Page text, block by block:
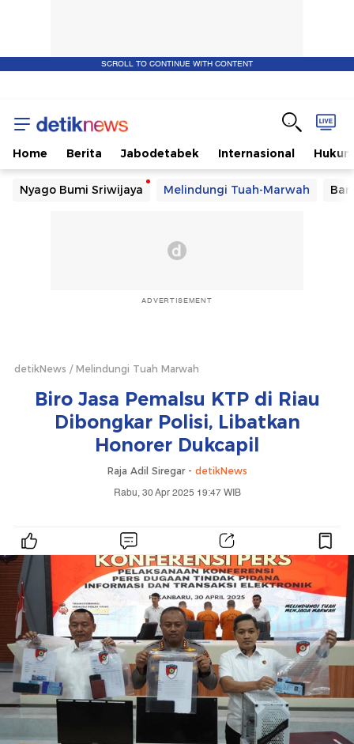
SCROLL TO CONTINUE WITH CONTENT
Home Berita Jabodetabek Internasional Hukum
Nyago Bumi Sriwijaya Melindungi Tuah-Marwah
ADVERTISEMENT
detikNews Melindungi Tuah Marwah
Biro Jasa Pemalsu KTP di Riau
Dibongkar Polisi, Libatkan
Honorer Dukcapil
Raja Adil Siregar - detikNews
Rabu, 30 Apr 2025 19:47 WIB